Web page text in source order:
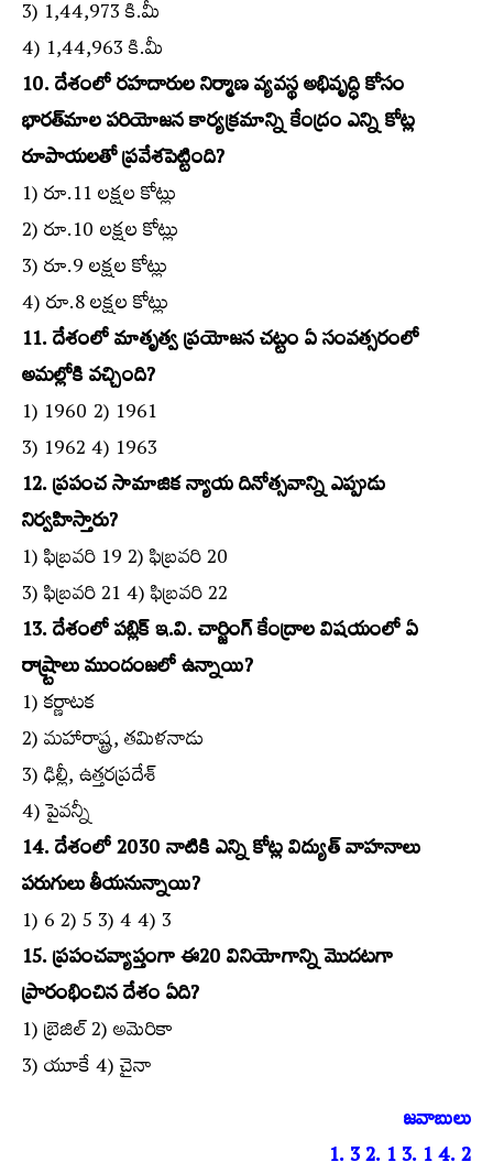
3) 1,44,973 కి.మీ
4) 1,44,963 కి.మీ
10. దేశంలో రహదారుల నిర్మాణ వ్యవస్థ అభివృద్ధి కోసం
భారత్‌మాల పరియోజన కార్యక్రమాన్ని కేంద్రం ఎన్ని కోట్ల
రూపాయలతో ప్రవేశపెట్టింది?
1) రూ.11 లక్షల కోట్లు
2) రూ.10 లక్షల కోట్లు
3) రూ.9 లక్షల కోట్లు
4) రూ.8 లక్షల కోట్లు
11. దేశంలో మాతృత్వ ప్రయోజన చట్టం ఏ సంవత్సరంలో
అమల్లోకి వచ్చింది?
1) 1960 2) 1961
3) 1962 4) 1963
12. ప్రపంచ సామాజిక న్యాయ దినోత్సవాన్ని ఎప్పుడు
నిర్వహిస్తారు?
1) ఫిబ్రవరి 19 2) ఫిబ్రవరి 20
3) ఫిబ్రవరి 21 4) ఫిబ్రవరి 22
13. దేశంలో పబ్లిక్‌ ఇ.వి. చార్జింగ్‌ కేంద్రాల విషయంలో ఏ
రాష్ర్టాలు ముందంజలో ఉన్నాయి?
1) కర్ణాటక
2) మహారాష్ట్ర, తమిళనాడు
3) ఢిల్లీ, ఉత్తరప్రదేశ్‌
4) పైవన్నీ
14. దేశంలో 2030 నాటికి ఎన్ని కోట్ల విద్యుత్‌ వాహనాలు
పరుగులు తీయనున్నాయి?
1) 6 2) 5 3) 4 4) 3
15. ప్రపంచవ్యాప్తంగా ఈ20 వినియోగాన్ని మొదటగా
ప్రారంభించిన దేశం ఏది?
1) బ్రెజిల్‌ 2) అమెరికా
3) యూకే 4) చైనా
జవాబులు
1. 3 2. 1 3. 1 4. 2